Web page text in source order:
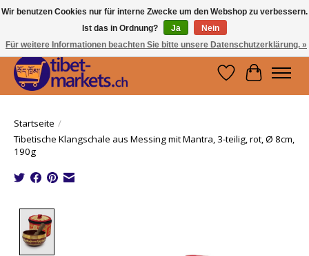
Handwerkskunst vom Dach der Welt.
Holen Sie sich ein Stück Tibet.
Wunschzettel
Ihr
Startseite /
Tibetische Klangschale aus Messing mit Mantra, 3-teilig, rot, Ø 8cm,
190g
Wir benutzen Cookies nur für interne Zwecke um den Webshop zu verbessern.
Ist das in Ordnung?
Ja
Nein
Für weitere Informationen beachten Sie bitte unsere Datenschutzerklärung. »